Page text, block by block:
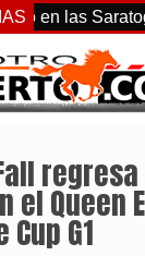
Saratoga
el Queen
G1